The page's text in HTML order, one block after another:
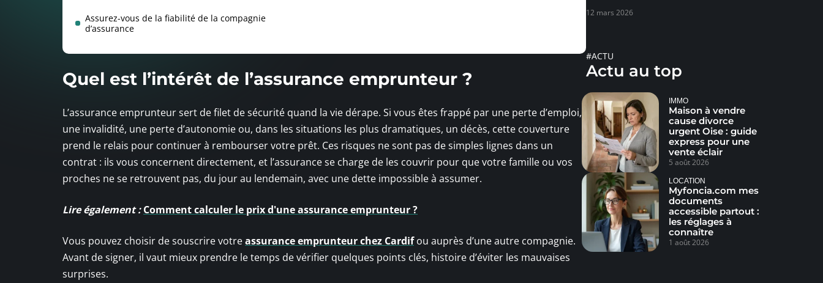
Assurez-vous de la fiabilité de la compagnie
d’assurance
Quel est l’intérêt de l’assurance emprunteur ?
L’assurance emprunteur sert de filet de sécurité quand la vie dérape. Si vous êtes frappé par une perte d’emploi,
une invalidité, une perte d’autonomie ou, dans les situations les plus dramatiques, un décès, cette couverture
prend le relais pour continuer à rembourser votre prêt. Ces risques ne sont pas de simples lignes dans un
contrat : ils vous concernent directement, et l’assurance se charge de les couvrir pour que votre famille ou vos
proches ne se retrouvent pas, du jour au lendemain, avec une dette impossible à assumer.
Lire également : Comment calculer le prix d'une assurance emprunteur ?
Vous pouvez choisir de souscrire votreassurance emprunteur chez Cardifou auprès d’une autre compagnie.
Avant de signer, il vaut mieux prendre le temps de vérifier quelques points clés, histoire d’éviter les mauvaises
surprises.
12 mars 2026
#ACTU
Actu au top
IMMO
Maison à vendre
cause divorce
urgent Oise : guide
express pour une
vente éclair
5 août 2026
LOCATION
Myfoncia.com mes
documents
accessible partout :
les réglages à
connaître
1 août 2026